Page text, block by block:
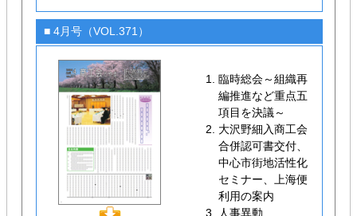
■ 4月号（VOL.371）
臨時総会～組織再
編推進など重点五
項目を決議～
大沢野細入商工会
合併認可書交付、
中心市街地活性化
セミナー、上海便
利用の案内
人事異動